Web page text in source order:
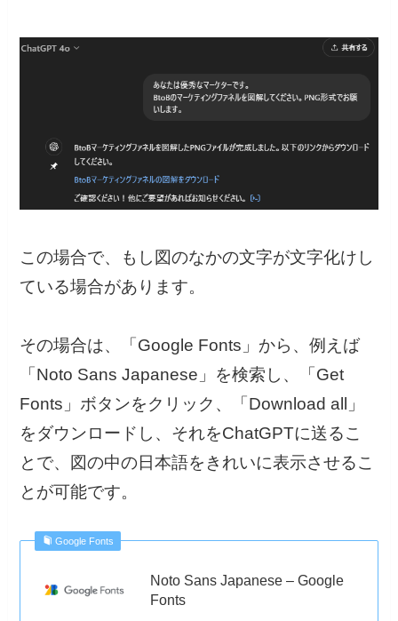
この場合で、もし図のなかの文字が文字化けし
ている場合があります。
その場合は、「Google Fonts」から、例えば
「Noto Sans Japanese」を検索し、「Get
Fonts」ボタンをクリック、「Download all」
をダウンロードし、それをChatGPTに送るこ
とで、図の中の日本語をきれいに表示させるこ
とが可能です。
Google Fonts
Noto Sans Japanese – Google
Fonts